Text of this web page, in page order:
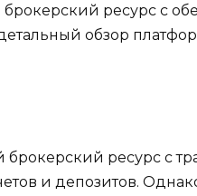
брокерский ресурс с
обзор
брокерский ресурс с
и депозитов.